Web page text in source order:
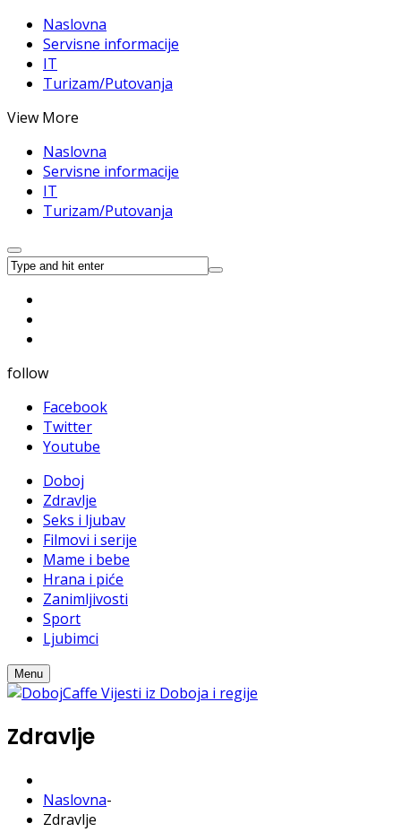
Naslovna
Servisne informacije
IT
Turizam/Putovanja
View More
Naslovna
Servisne informacije
IT
Turizam/Putovanja
follow
Facebook
Twitter
Youtube
Doboj
Zdravlje
Seks i ljubav
Filmovi i serije
Mame i bebe
Hrana i piće
Zanimljivosti
Sport
Ljubimci
Menu
Zdravlje
Naslovna-
Zdravlje